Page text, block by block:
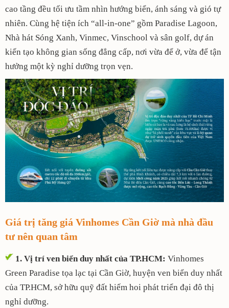
cao tầng đều tối ưu tầm nhìn hướng biển, ánh sáng và gió tự
nhiên. Cùng hệ tiện ích “all-in-one” gồm Paradise Lagoon,
Nhà hát Sóng Xanh, Vinmec, Vinschool và sân golf, dự án
kiến tạo không gian sống đẳng cấp, nơi vừa để ở, vừa để tận
hưởng một kỳ nghỉ dưỡng trọn vẹn.
Giá trị tăng giá Vinhomes Cần Giờ mà nhà đầu
tư nên quan tâm
1. Vị trí ven biển duy nhất của TP.HCM: Vinhomes
Green Paradise tọa lạc tại Cần Giờ, huyện ven biển duy nhất
của TP.HCM, sở hữu quỹ đất hiếm hoi phát triển đại đô thị
nghỉ dưỡng.